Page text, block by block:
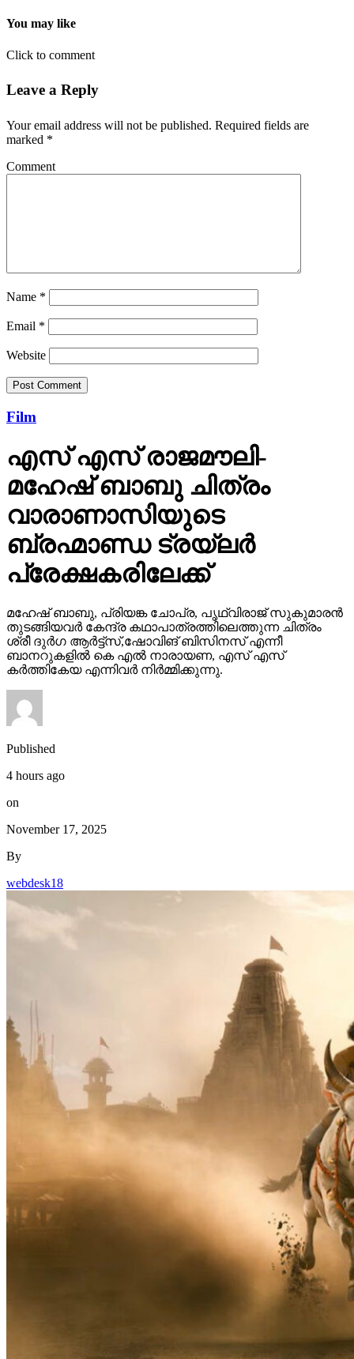
You may like
Click to comment
Leave a Reply
Your email address will not be published. Required fields are
marked *
Comment
Name *
Email *
Website
Film
എസ് എസ് രാജമൗലി-
മഹേഷ് ബാബു ചിത്രം
വാരാണാസിയുടെ
ബ്രഹ്മാണ്ഡ ട്രയ്ലർ
പ്രേക്ഷകരിലേക്ക്
മഹേഷ് ബാബു, പ്രിയങ്ക ചോപ്ര, പൃഥ്വിരാജ് സുകുമാരൻ
തുടങ്ങിയവർ കേന്ദ്ര കഥാപാത്രത്തിലെത്തുന്ന ചിത്രം
ശ്രീ ദുർഗ ആർട്ട്സ്,ഷോവിങ് ബിസിനസ് എന്നീ
ബാനറുകളിൽ കെ എൽ നാരായണ, എസ് എസ്
കർത്തികേയ എന്നിവർ നിർമ്മിക്കുന്നു.
Published
4 hours ago
on
November 17, 2025
By
webdesk18